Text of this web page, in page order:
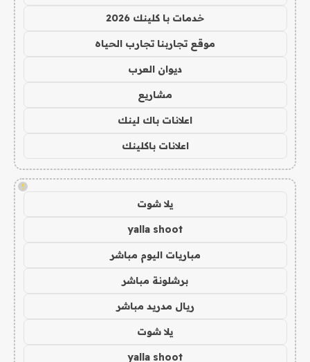
خدمات با كلينك 2026
موقع تجاربنا تجارب الحياه
ديوان العرب
مشاريع
اعلانات باك لينك
اعلانات باكلينك
!
يلا شوت
yalla shoot
مباريات اليوم مباشر
برشلونة مباشر
ريال مدريد مباشر
يلا شوت
yalla shoot